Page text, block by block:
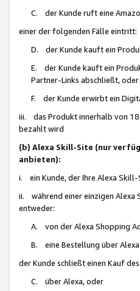
C. der Kunde ruft eine
einer der folgenden Fälle eintritt:
D. der Kunde kauft ein
E. der Kunde kauft ein
Partner-Links abschließt, oder
F. der Kunde erwirbt ein
iii. das Produkt innerhalb von
bezahlt wird
(b) Alexa Skill-Site (nur
anbieten):
i. ein Kunde, der Ihre Alexa
ii. während einer einzigen Alexa
entweder:
A. von der Alexa Shopping
B. eine Bestellung über
der Kunde schließt einen Kauf
C. über Alexa, oder